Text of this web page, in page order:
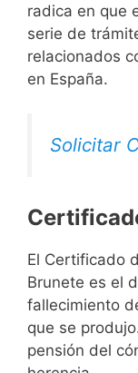
radica en que
serie de
relacionados
en España.
Solicitar
El Certificado
Brunete es el
fallecimiento
que se
pensión del